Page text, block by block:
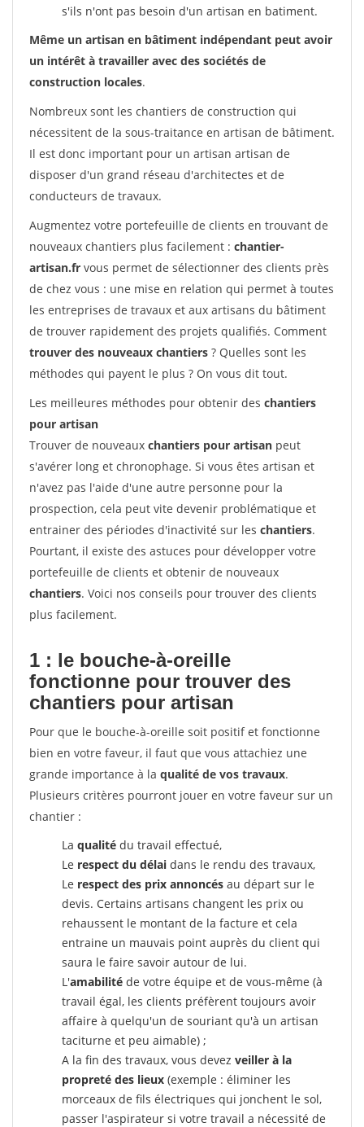
s'ils n'ont pas besoin d'un artisan en batiment.
Même un artisan en bâtiment indépendant peut avoir
un intérêt à travailler avec des sociétés de
construction locales.
Nombreux sont les chantiers de construction qui
nécessitent de la sous-traitance en artisan de bâtiment.
Il est donc important pour un artisan artisan de
disposer d'un grand réseau d'architectes et de
conducteurs de travaux.
Augmentez votre portefeuille de clients en trouvant de
nouveaux chantiers plus facilement : chantier-
artisan.fr vous permet de sélectionner des clients près
de chez vous : une mise en relation qui permet à toutes
les entreprises de travaux et aux artisans du bâtiment
de trouver rapidement des projets qualifiés. Comment
trouver des nouveaux chantiers ? Quelles sont les
méthodes qui payent le plus ? On vous dit tout.
Les meilleures méthodes pour obtenir des chantiers
pour artisan
Trouver de nouveaux chantiers pour artisan peut
s'avérer long et chronophage. Si vous êtes artisan et
n'avez pas l'aide d'une autre personne pour la
prospection, cela peut vite devenir problématique et
entrainer des périodes d'inactivité sur les chantiers.
Pourtant, il existe des astuces pour développer votre
portefeuille de clients et obtenir de nouveaux
chantiers. Voici nos conseils pour trouver des clients
plus facilement.
1 : le bouche-à-oreille
fonctionne pour trouver des
chantiers pour artisan
Pour que le bouche-à-oreille soit positif et fonctionne
bien en votre faveur, il faut que vous attachiez une
grande importance à la qualité de vos travaux.
Plusieurs critères pourront jouer en votre faveur sur un
chantier :
La qualité du travail effectué,
Le respect du délai dans le rendu des travaux,
Le respect des prix annoncés au départ sur le
devis. Certains artisans changent les prix ou
rehaussent le montant de la facture et cela
entraine un mauvais point auprès du client qui
saura le faire savoir autour de lui.
L'amabilité de votre équipe et de vous-même (à
travail égal, les clients préfèrent toujours avoir
affaire à quelqu'un de souriant qu'à un artisan
taciturne et peu aimable) ;
A la fin des travaux, vous devez veiller à la
propreté des lieux (exemple : éliminer les
morceaux de fils électriques qui jonchent le sol,
passer l'aspirateur si votre travail a nécessité de